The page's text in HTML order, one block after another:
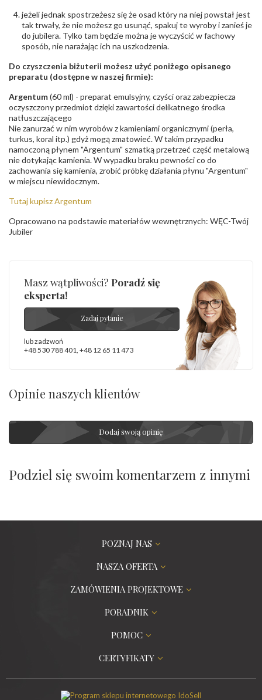
jeżeli jednak spostrzeżesz się że osad który na niej powstał jest
tak trwały, że nie możesz go usunąć, spakuj te wyroby i zanieś je
do jubilera. Tylko tam będzie można je wyczyścić w fachowy
sposób, nie narażając ich na uszkodzenia.
Do czyszczenia biżuterii możesz użyć poniżego opisanego
preparatu (dostępne w naszej firmie):
Argentum(60 ml) - preparat emulsyjny, czyści oraz zabezpiecza
oczyszczony przedmiot dzięki zawartości delikatnego środka
natłuszczającego
Nie zanurzać w nim wyrobów z kamieniami organicznymi (perła,
turkus, koral itp.) gdyż mogą zmatowieć. W takim przypadku
namoczoną płynem "Argentum" szmatką przetrzeć część metalową
nie dotykając kamienia. W wypadku braku pewności co do
zachowania się kamienia, zrobić próbkę działania płynu "Argentum"
w miejscu niewidocznym.
Tutaj kupisz Argentum
Opracowano na podstawie materiałów wewnętrznych: WĘC-Twój
Jubiler
Masz wątpliwości? Poradź się
eksperta!
Zadaj pytanie
lub zadzwoń
+48 530 788 401 +48 12 65 11 473
Opinie naszych klientów
Dodaj swoją opinię
Podziel się swoim komentarzem z innymi
POZNAJ NAS
NASZA OFERTA
ZAMÓWIENIA PROJEKTOWE
PORADNIK
POMOC
CERTYFIKATY